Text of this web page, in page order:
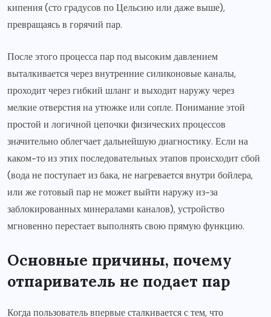
кипения (сто градусов по Цельсию или даже выше),
превращаясь в горячий пар.
После этого процесса пар под высоким давлением
выталкивается через внутренние силиконовые каналы,
проходит через гибкий шланг и выходит наружу через
мелкие отверстия на утюжке или сопле. Понимание этой
простой и логичной цепочки физических процессов
значительно облегчает дальнейшую диагностику. Если на
каком-то из этих последовательных этапов происходит сбой
(вода не поступает из бака, не нагревается внутри бойлера,
или же готовый пар не может выйти наружу из-за
заблокированных минералами каналов), устройство
мгновенно перестает выполнять свою прямую функцию.
Основные причины, почему
отпариватель не подает пар
Когда пользователь впервые сталкивается с тем, что